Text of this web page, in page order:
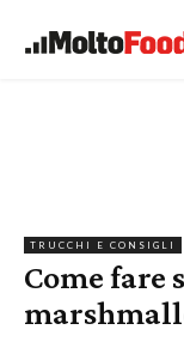
TRUCCHI E CONSIGLI
Come fare